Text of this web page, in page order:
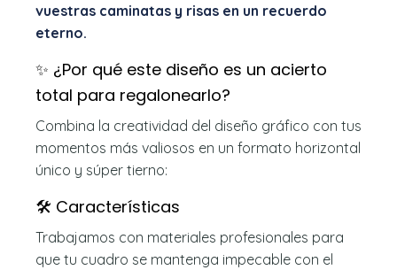
vuestras caminatas y risas en un recuerdo
eterno.
✨ ¿Por qué este diseño es un acierto
total para regalonearlo?
Combina la creatividad del diseño gráfico con tus
momentos más valiosos en un formato horizontal
único y súper tierno:
🛠️ Características
Trabajamos con materiales profesionales para
que tu cuadro se mantenga impecable con el